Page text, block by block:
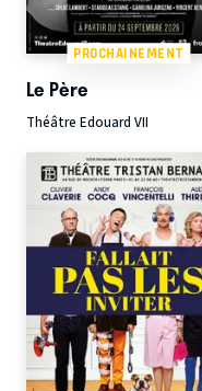
PROCHAINEMENT
Le Père
Théâtre Edouard VII